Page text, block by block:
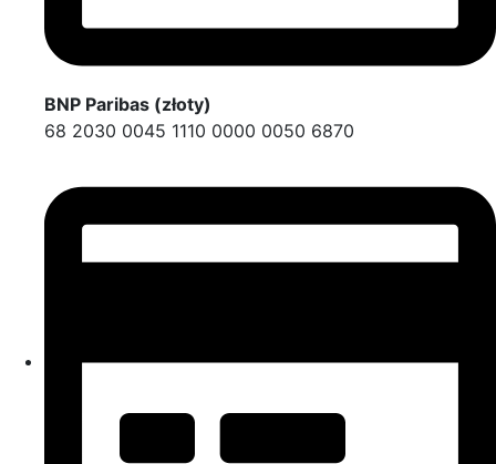
BNP Paribas (złoty)
68 2030 0045 1110 0000 0050 6870